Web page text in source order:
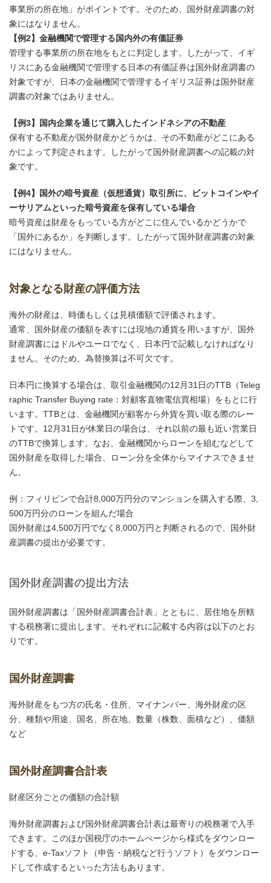
事業所の所在地」がポイントです。そのため、国外財産調書の対
象にはなりません。
【例2】金融機関で管理する国内外の有価証券
管理する事業所の所在地をもとに判定します。したがって、イギ
リスにある金融機関で管理する日本の有価証券は国外財産調書の
対象ですが、日本の金融機関で管理するイギリス証券は国外財産
調書の対象ではありません。
【例3】国内企業を通じて購入したインドネシアの不動産
保有する不動産が国外財産かどうかは、その不動産がどこにある
かによって判定されます。したがって国外財産調書への記載の対
象です。
【例4】国外の暗号資産（仮想通貨）取引所に、ビットコインやイ
ーサリアムといった暗号資産を保有している場合
暗号資産は財産をもっている方がどこに住んでいるかどうかで
「国外にあるか」を判断します。したがって国外財産調書の対象
にはなりません。
対象となる財産の評価方法
海外の財産は、時価もしくは見積価額で評価されます。
通常、国外財産の価額を表すには現地の通貨を用いますが、国外
財産調書にはドルやユーロでなく、日本円で記載しなければなり
ません。そのため、為替換算は不可欠です。
日本円に換算する場合は、取引金融機関の12月31日のTTB（Teleg
raphic Transfer Buying rate：対顧客直物電信買相場）をもとに行
います。TTBとは、金融機関が顧客から外貨を買い取る際のレー
トです。12月31日が休業日の場合は、それ以前の最も近い営業日
のTTBで換算します。なお、金融機関からローンを組むなどして
国外財産を取得した場合、ローン分を全体からマイナスできませ
ん。
例：フィリピンで合計8,000万円分のマンションを購入する際、3,
500万円分のローンを組んだ場合
国外財産は4,500万円でなく8,000万円と判断されるので、国外財
産調書の提出が必要です。
国外財産調書の提出方法
国外財産調書は「国外財産調書合計表」とともに、居住地を所轄
する税務署に提出します。それぞれに記載する内容は以下のとお
りです。
国外財産調書
海外財産をもつ方の氏名・住所、マイナンバー、海外財産の区
分、種類や用途、国名、所在地、数量（株数、面積など）、価額
など
国外財産調書合計表
財産区分ごとの価額の合計額
海外財産調書および国外財産調書合計表は最寄りの税務署で入手
できます。このほか国税庁のホームぺージから様式をダウンロー
ドする、e-Taxソフト（申告・納税など行うソフト）をダウンロー
ドして作成するといった方法もあります。